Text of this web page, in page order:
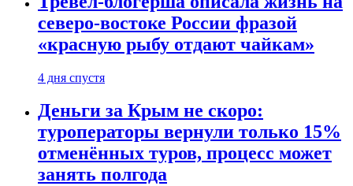
северо-востоке России фразой
«красную рыбу отдают чайкам»
4 дня спустя
Деньги за Крым не скоро:
туроператоры вернули только 15%
отменённых туров, процесс может
занять полгода